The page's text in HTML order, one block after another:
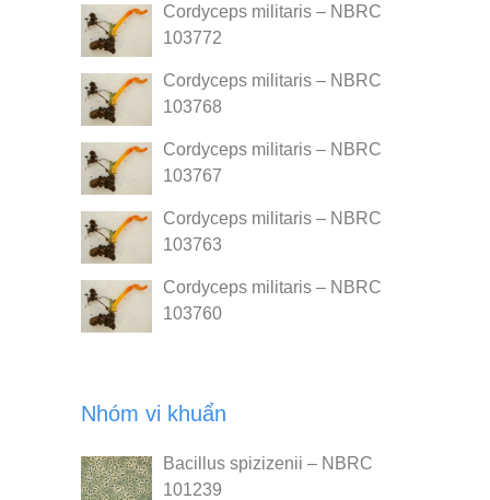
Cordyceps militaris – NBRC
103772
Cordyceps militaris – NBRC
103768
Cordyceps militaris – NBRC
103767
Cordyceps militaris – NBRC
103763
Cordyceps militaris – NBRC
103760
Nhóm vi khuẩn
Bacillus spizizenii – NBRC
101239